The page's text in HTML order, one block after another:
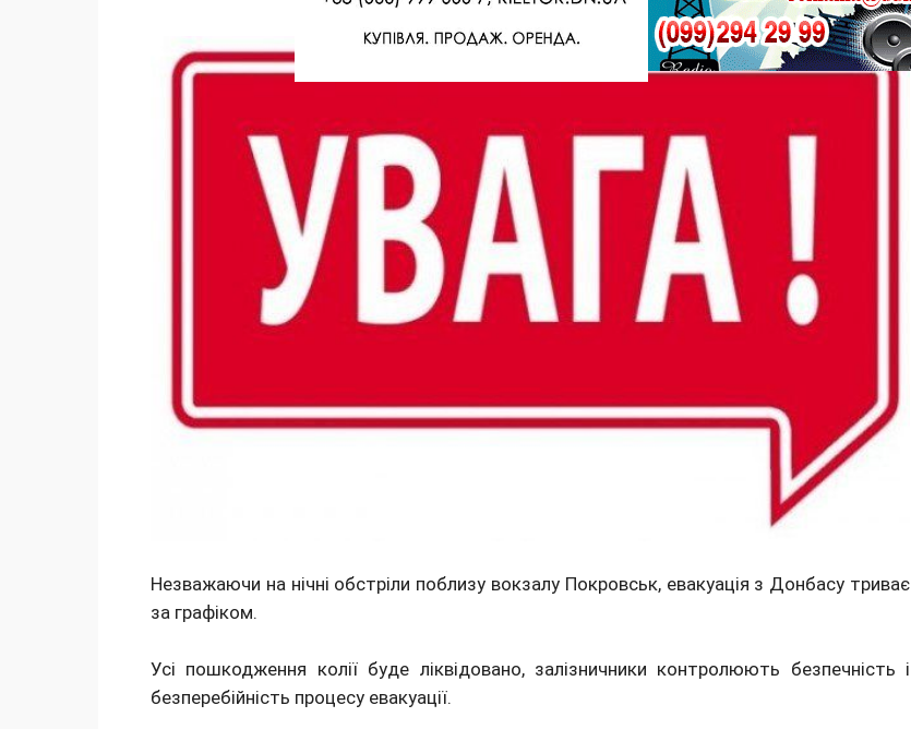
Незважаючи на нічні обстріли поблизу вокзалу Покровськ, евакуація з Донбасу триває
за графіком.
Усі пошкодження колії буде ліквідовано, залізничники контролюють безпечність і
безперебійність процесу евакуації.